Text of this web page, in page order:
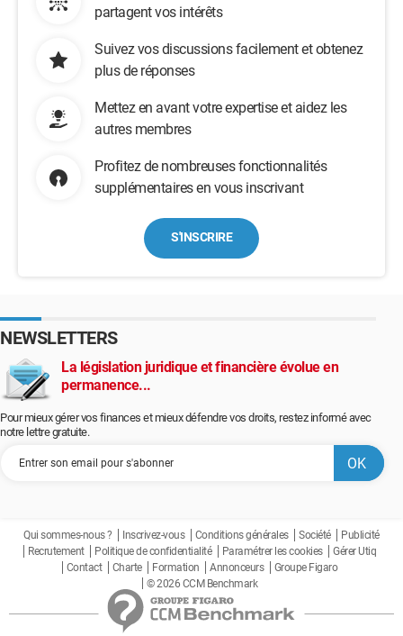
partagent vos intérêts
Suivez vos discussions facilement et obtenez
plus de réponses
Mettez en avant votre expertise et aidez les
autres membres
Profitez de nombreuses fonctionnalités
supplémentaires en vous inscrivant
S'INSCRIRE
NEWSLETTERS
La législation juridique et financière évolue en
permanence...
Pour mieux gérer vos finances et mieux défendre vos droits, restez informé avec
notre lettre gratuite.
Qui sommes-nous ? Inscrivez-vous Conditions générales Société
Publicité
Recrutement
Politique de confidentialité Paramétrer les cookies
Gérer Utiq
Contact
Charte Formation Annonceurs
Groupe Figaro
© 2026 CCM Benchmark